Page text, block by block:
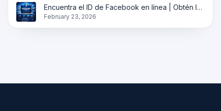
Encuentra el ID de Facebook en línea | Obtén la identificación del perfil, página y grupo instantáneamente
February 23, 2026